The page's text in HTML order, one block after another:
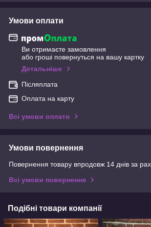
Умови оплати
Ви отримаєте замовлення
або гроші повернуться на вашу картку
Детальніше
Післяплата
Оплата на карту
Всі умови оплати
Умови повернення
Повернення товару впродовж 14 днів за
Всі умови повернення
Подібні товари компанії